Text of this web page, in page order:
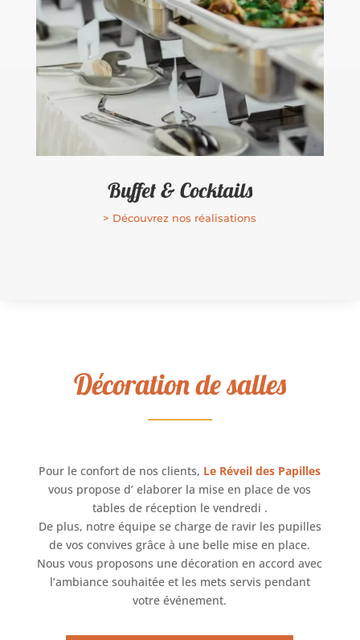
Buffet & Cocktails
> Découvrez nos réalisations
Décoration de salles
Pour le confort de nos clients, Le Réveil des Papilles
vous propose d’ elaborer la mise en place de vos
tables de réception le vendredi .
De plus, notre équipe se charge de ravir les pupilles
de vos convives grâce à une belle mise en place.
Nous vous proposons une décoration en accord avec
l’ambiance souhaitée et les mets servis pendant
votre événement.